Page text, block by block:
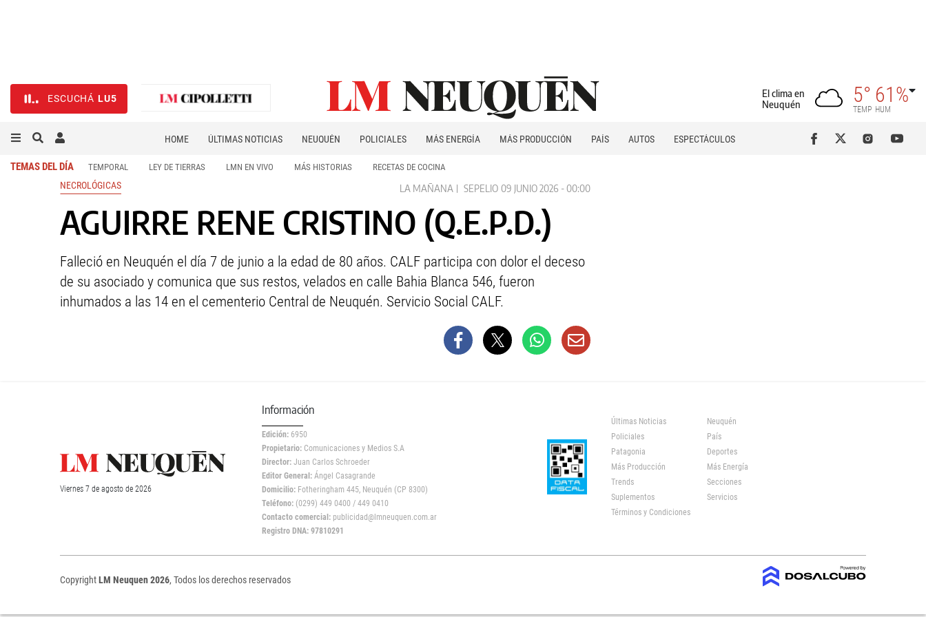
ESCUCHÁ LU5
El clima en
Neuquén
5°
TEMP
61%
HUM
HOME ÚLTIMAS NOTICIAS NEUQUÉN POLICIALES MÁS ENERGÍA MÁS PRODUCCIÓN PAÍS AUTOS
ESPECTÁCULOS
TEMAS DEL DÍA TEMPORAL LEY DE TIERRAS LMN EN VIVO MÁS HISTORIAS RECETAS DE COCINA
NECROLÓGICAS LA MAÑANA SEPELIO 09 JUNIO 2026 - 00:00
AGUIRRE RENE CRISTINO (Q.E.P.D.)
Falleció en Neuquén el día 7 de junio a la edad de 80 años. CALF participa con dolor el deceso
de su asociado y comunica que sus restos, velados en calle Bahia Blanca 546, fueron
inhumados a las 14 en el cementerio Central de Neuquén. Servicio Social CALF.
Viernes 7 de agosto de 2026
Información
Edición:6950
Propietario:Comunicaciones y Medios S.A
Director: Juan Carlos Schroeder
Editor General:Ángel Casagrande
Domicilio:Fotheringham 445, Neuquén (CP 8300)
Teléfono:(0299) 449 0400 / 449 0410
Contacto comercial: publicidad@lmneuquen.com.ar
Registro DNA: 97810291
Últimas Noticias
Neuquén
Policiales
País
Patagonia
Deportes
Más Producción
Más Energía
Trends
Secciones
Suplementos
Servicios
Términos y Condiciones
CopyrightLM Neuquen 2026, Todos los derechos reservados